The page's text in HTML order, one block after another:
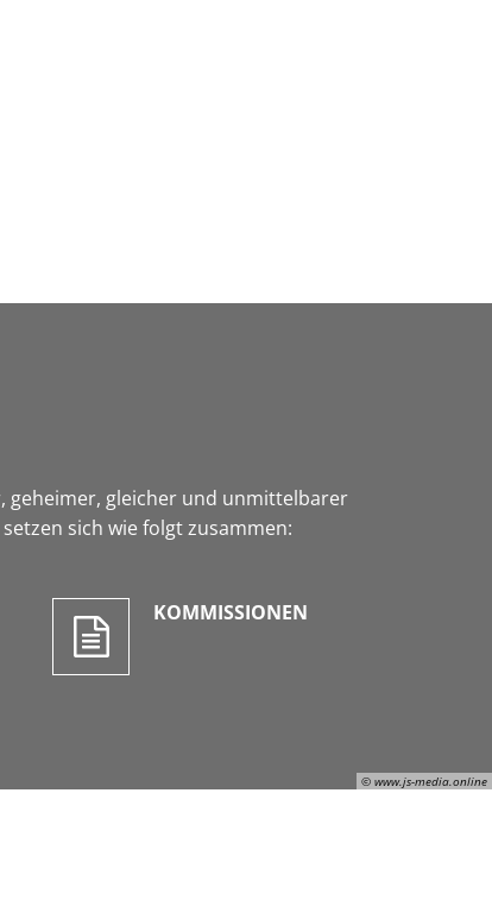
© www.js-media.online
geheimer, gleicher und unmittelbarer
sich wie folgt zusammen:
KOMMISSIONEN